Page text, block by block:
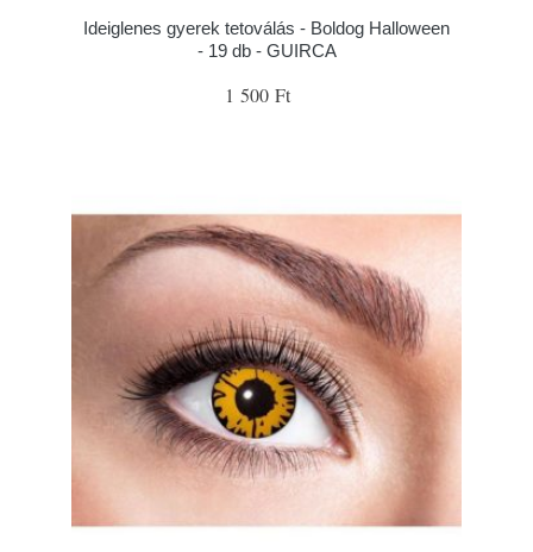
Ideiglenes gyerek tetoválás - Boldog Halloween
- 19 db - GUIRCA
1 500 Ft